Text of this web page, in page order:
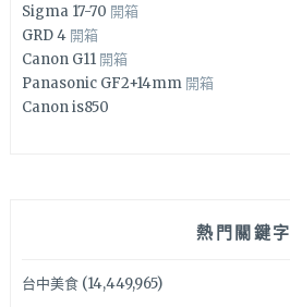
Sigma 17-70 開箱
GRD 4 開箱
Canon G11 開箱
Panasonic GF2+14mm 開箱
Canon is850
熱門關鍵字
台中美食(14,449,965)